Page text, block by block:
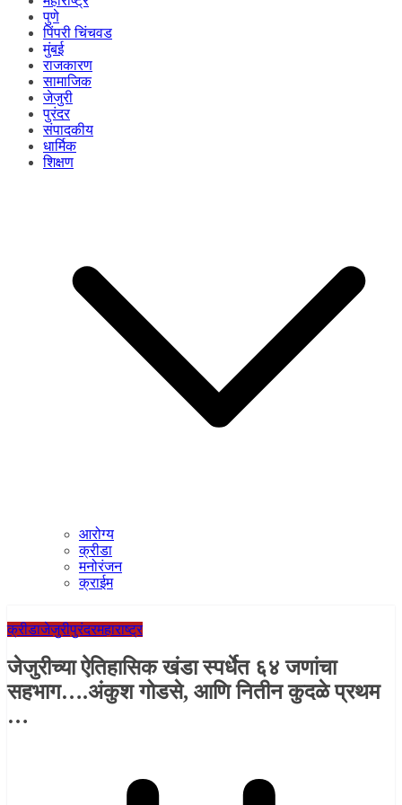
पुणे
पिंपरी चिंचवड
मुंबई
राजकारण
सामाजिक
जेजुरी
पुरंदर
संपादकीय
धार्मिक
शिक्षण
आरोग्य
क्रीडा
मनोरंजन
क्राईम
क्रीडाजेजुरीपुरंदरमहाराष्ट्र
जेजुरीच्या ऐतिहासिक खंडा स्पर्धेत ६४ जणांचा
सहभाग….अंकुश गोडसे, आणि नितीन कुदळे प्रथम
…